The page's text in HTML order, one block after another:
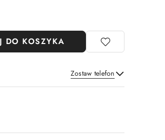
DO KOSZYKA
Zostaw telefon
Wyślij